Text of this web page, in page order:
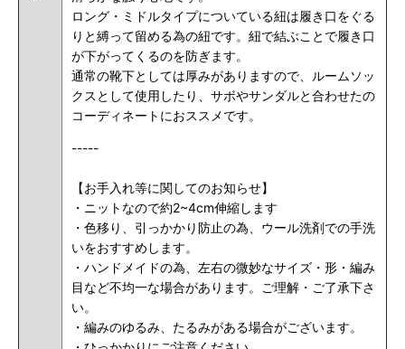
ロング・ミドルタイプについている紐は履き口をぐる
りと縛って留める為の紐です。 紐で結ぶことで履き口
が下がってくるのを防ぎます。
通常の靴下としては厚みがありますので、ルームソッ
クスとして使用したり、サボやサンダルと合わせたの
コーディネートにおススメです。
-----
【お手入れ等に関してのお知らせ】
・ニットなので約2~4cm伸縮します
・色移り、引っかかり防止の為、ウール洗剤での手洗
いをおすすめします。
・ハンドメイドの為、左右の微妙なサイズ・形・編み
目など不均一な場合があります。ご理解・ご了承下さ
い。
・編みのゆるみ、たるみがある場合がございます。